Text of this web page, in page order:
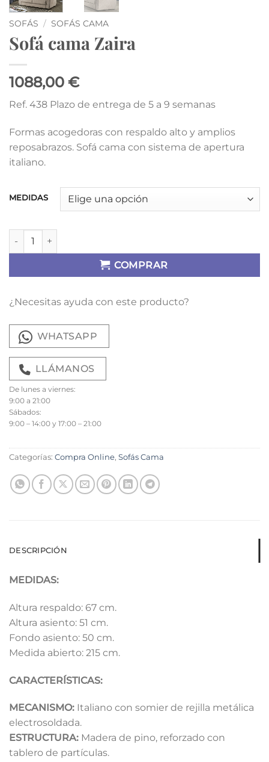
SOFÁS / SOFÁS CAMA
Sofá cama Zaira
1088,00 €
Ref. 438 Plazo de entrega de 5 a 9 semanas
Formas acogedoras con respaldo alto y amplios
reposabrazos. Sofá cama con sistema de apertura
italiano.
MEDIDAS
Sofá cama Zaira cantidad
COMPRAR
¿Necesitas ayuda con este producto?
WHATSAPP
LLÁMANOS
De lunes a viernes:
9:00 a 21:00
Sábados:
9:00 – 14:00 y 17:00 – 21:00
Categorías: Compra Online, Sofás Cama
DESCRIPCIÓN
MEDIDAS:
Altura respaldo: 67 cm.
Altura asiento: 51 cm.
Fondo asiento: 50 cm.
Medida abierto: 215 cm.
CARACTERÍSTICAS:
MECANISMO: Italiano con somier de rejilla metálica
electrosoldada.
ESTRUCTURA: Madera de pino, reforzado con
tablero de partículas.